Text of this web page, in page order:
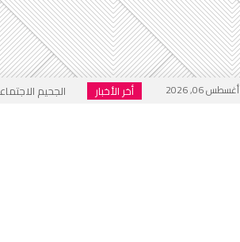
أغسطس 06, 2026 أخر الأخبار
الجحيم